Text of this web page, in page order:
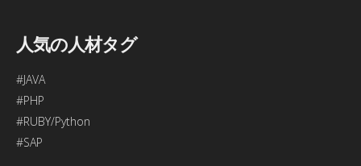
人気の人材タグ
#JAVA
#PHP
#RUBY/Python
#SAP